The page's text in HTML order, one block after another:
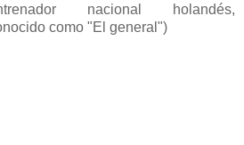
nacional holandés,
como "El general")